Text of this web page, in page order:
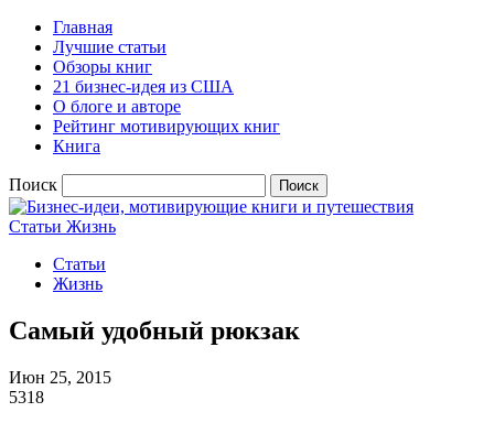
Главная
Лучшие статьи
Обзоры книг
21 бизнес-идея из США
О блоге и авторе
Рейтинг мотивирующих книг
Книга
Поиск
Статьи Жизнь
Статьи
Жизнь
Самый удобный рюкзак
Июн 25, 2015
5318